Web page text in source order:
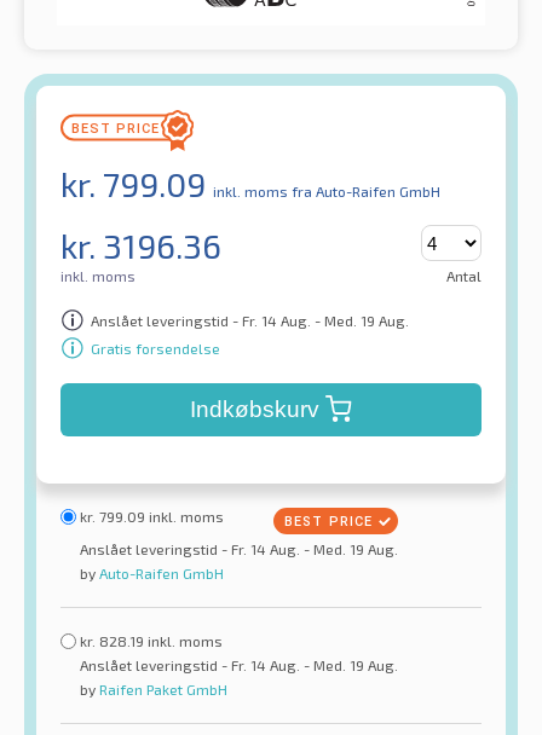
kr. 799.09 inkl. moms fra Auto-Raifen GmbH
kr. 3196.36
inkl. moms Antal
Anslået leveringstid - Fr. 14 Aug. - Med. 19 Aug.
Gratis forsendelse
Indkøbskurv
kr. 799.09 inkl. moms
Anslået leveringstid - Fr. 14 Aug. - Med. 19 Aug.
by Auto-Raifen GmbH
kr. 828.19 inkl. moms
Anslået leveringstid - Fr. 14 Aug. - Med. 19 Aug.
by Raifen Paket GmbH